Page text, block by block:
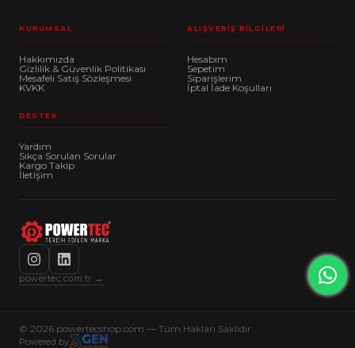
KURUMSAL
Hakkımızda
Gizlilik & Güvenlik Politikası
Mesafeli Satış Sözleşmesi
KVKK
ALIŞVERIŞ BILGILERI
Hesabım
Sepetim
Siparişlerim
İptal İade Koşulları
DESTEK
Yardım
Sıkça Sorulan Sorular
Kargo Takip
İletişim
powertec.com.tr →
© 2026 powertecshop.com — Tüm Hakları Saklıdır.
Powered by